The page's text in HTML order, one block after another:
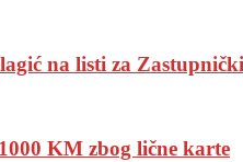
na listi za
KM zbog lične karte